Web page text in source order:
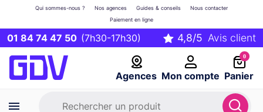
01 84 74 47 50 (7h30-17h30)
Agences Mon compte
Qui sommes-nous ? Nos agences Guides & conseils
Nous contacter
Paiement en ligne
0
Panier